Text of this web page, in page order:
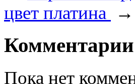
цвет платина
→
Комментарии
Пока нет